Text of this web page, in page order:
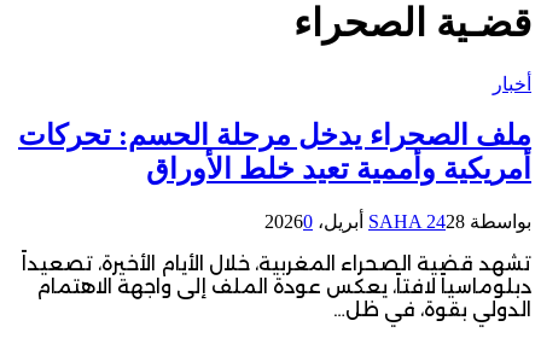
قضـية الصحراء
أخبار
ملف الصحراء يدخل مرحلة الحسم: تحركات
أمريكية وأممية تعيد خلط الأوراق
بواسطة SAHA 2428 أبريل، 2026 0
تشهد قضية الصحراء المغربية، خلال الأيام الأخيرة، تصعيداً
دبلوماسياً لافتاً، يعكس عودة الملف إلى واجهة الاهتمام
الدولي بقوة، في ظل…